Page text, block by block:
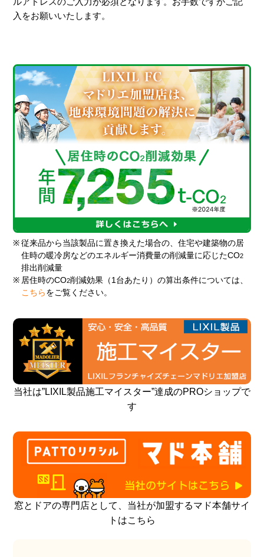
入をお願いいたします。
※ 従来品から当該製品に置き換えた場合の、住宅や建築物の居
住時の暖冷房などのエネルギー消費量の削減量に応じたCO2
排出削減量
※ 居住時のCO2削減効果（1台あたり）の算出条件については、
こちら をご覧ください。
当社は”LIXIL製品施工マイスター”達成のPROショップで
す
窓とドアの専門店として、当社が加盟するマド本舗サイ
トはこちら